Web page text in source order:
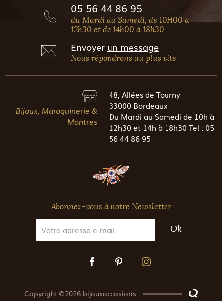
05 56 44 86 95
du Mardi au Samedi, de 10H00 à
12h30 et de 14h00 à 18h30
Envoyer un message
Nous répondrons au plus vite
Bijoux, Maroquinerie &
Montres
48, Allées de Tourny
33000 Bordeaux
Du Mardi au Samedi de 10h à
12h30 et 14h à 18h30 Tel : 05
56 44 86 95
Abonnez-vous à notre Newsletter
Ok
Copyright ©2026 bijouxoccasions